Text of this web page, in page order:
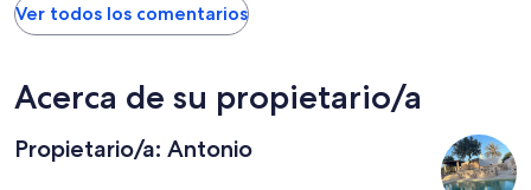
Ver todos los comentarios
Acerca de su propietario/a
Propietario/a: Antonio